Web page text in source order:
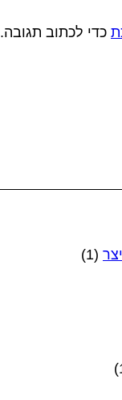
כדי לכתוב תגובה.
(1)